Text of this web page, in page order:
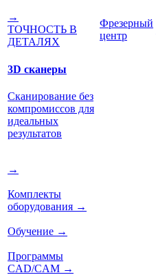
→
ТОЧНОСТЬ В
ДЕТАЛЯХ
3D сканеры
Сканирование без
компромиссов для
идеальных
результатов
→
Комплекты
оборудования →
Обучение →
Программы
CAD/CAM →
Фрезерный
центр